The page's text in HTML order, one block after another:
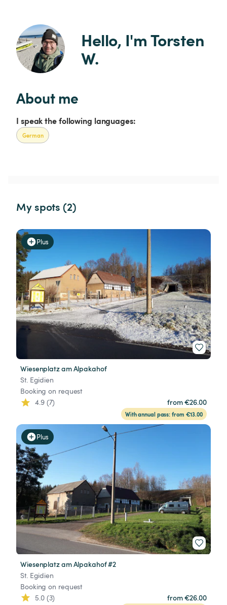
Hello, I'm Torsten
W.
About me
I speak the following languages:
German
My spots (2)
Plus
Wiesenplatz am Alpakahof
St. Egidien
Booking on request
4.9 (7)
from €26.00
With annual pass: from €13.00
Plus
Wiesenplatz am Alpakahof #2
St. Egidien
Booking on request
5.0 (3)
from €26.00